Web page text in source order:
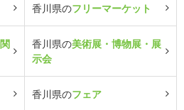
香川県のフリーマーケット
香川県の美術展・博物展・展
示会
香川県のフェア